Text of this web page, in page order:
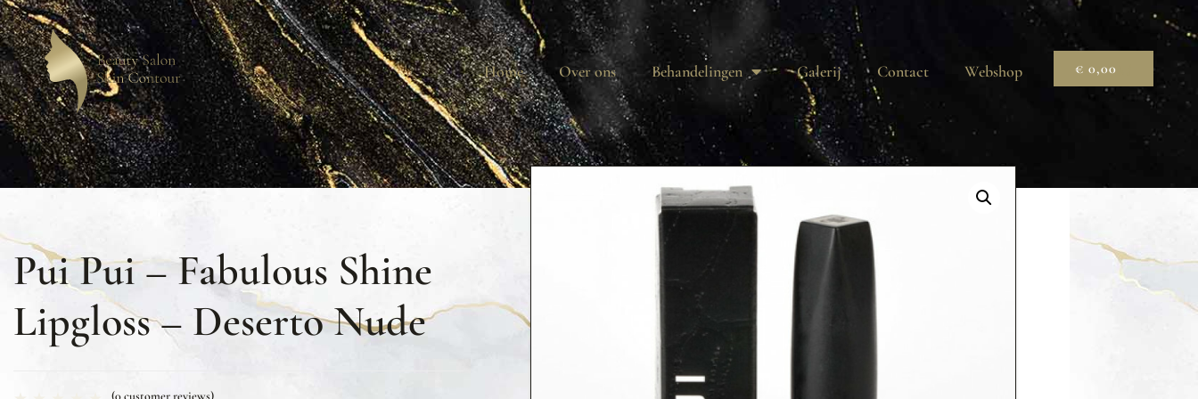
Home Over ons Behandelingen Galerij Contact Webshop € 0,00
Pui Pui – Fabulous Shine
Lipgloss – Deserto Nude
(0customer reviews)